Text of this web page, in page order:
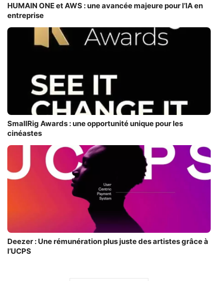
HUMAIN ONE et AWS : une avancée majeure pour l’IA en
entreprise
SmallRig Awards : une opportunité unique pour les
cinéastes
Deezer : Une rémunération plus juste des artistes grâce à
l’UCPS